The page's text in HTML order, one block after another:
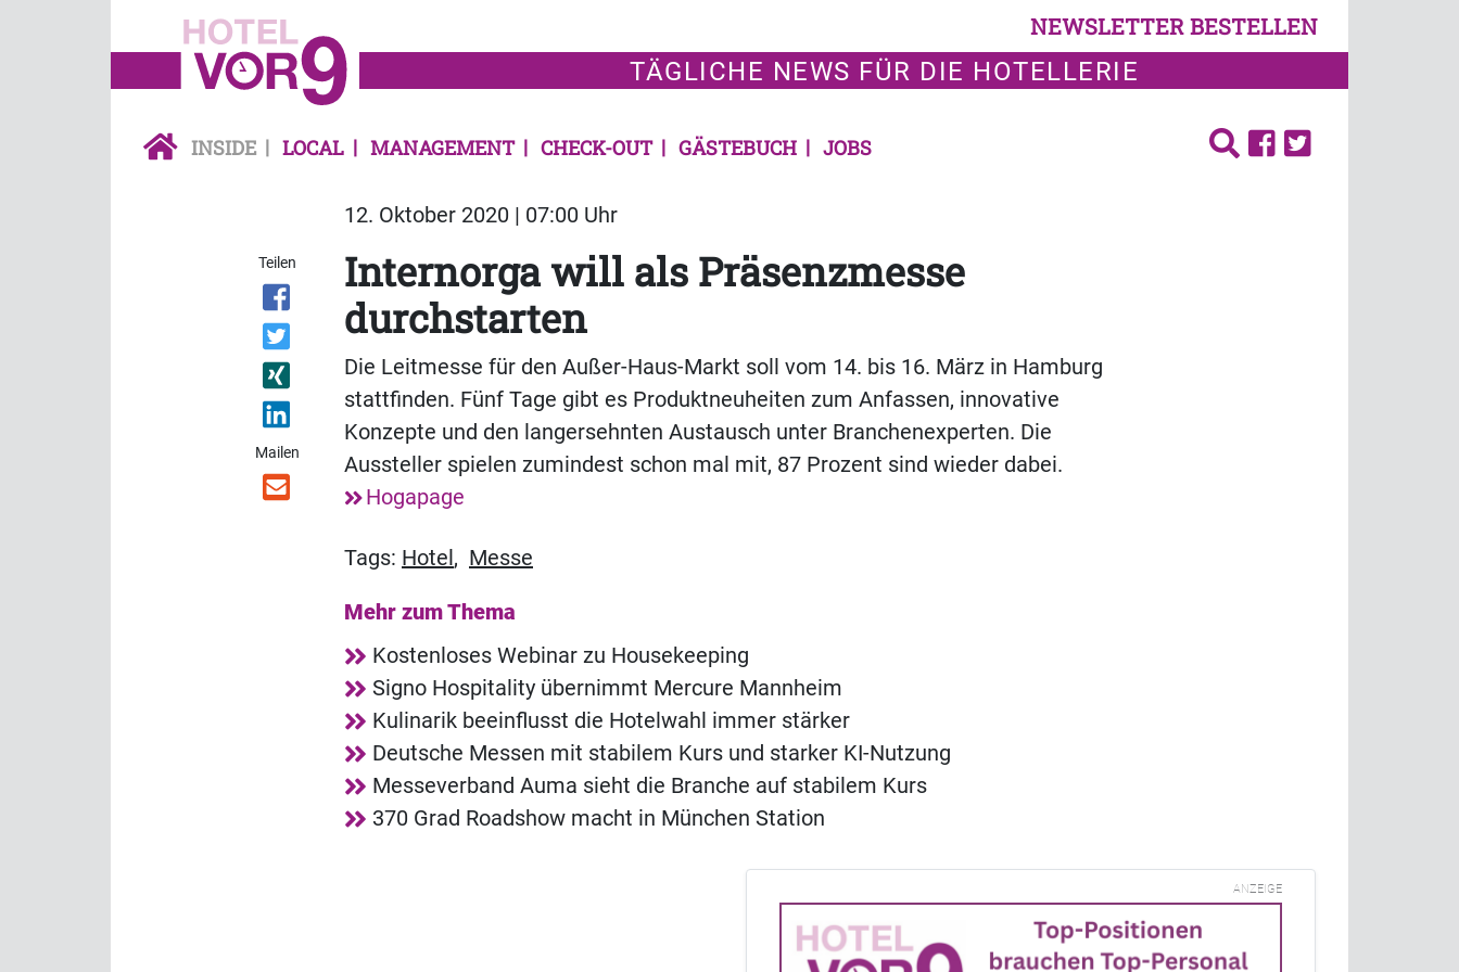
NEWSLETTER BESTELLEN
TÄGLICHE NEWS FÜR DIE HOTELLERIE
INSIDE LOCAL MANAGEMENT CHECK-OUT GÄSTEBUCH JOBS
12. Oktober 2020 | 07:00 Uhr
Teilen
Mailen
Internorga will als Präsenzmesse
durchstarten
Die Leitmesse für den Außer-Haus-Markt soll vom 14. bis 16. März in Hamburg
stattfinden. Fünf Tage gibt es Produktneuheiten zum Anfassen, innovative
Konzepte und den langersehnten Austausch unter Branchenexperten. Die
Aussteller spielen zumindest schon mal mit, 87 Prozent sind wieder dabei.
Hogapage
Tags: Hotel , Messe
Mehr zum Thema
Kostenloses Webinar zu Housekeeping
Signo Hospitality übernimmt Mercure Mannheim
Kulinarik beeinflusst die Hotelwahl immer stärker
Deutsche Messen mit stabilem Kurs und starker KI-Nutzung
Messeverband Auma sieht die Branche auf stabilem Kurs
370 Grad Roadshow macht in München Station
ANZEIGE